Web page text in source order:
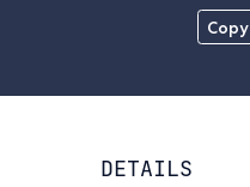
Copy
DETAILS